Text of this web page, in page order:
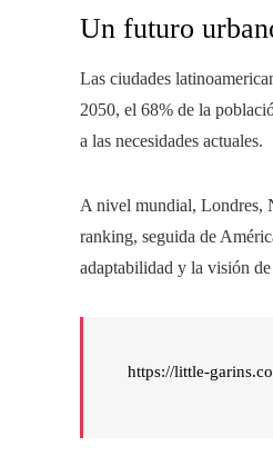
Un futuro
Las ciudades
2050, el 68% de la
a las necesidades actuales.
A nivel mundial, Londres,
ranking, seguida de
adaptabilidad y la visión
https://little-